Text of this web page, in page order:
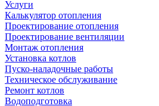
Услуги
Калькулятор отопления
Проектирование отопления
Проектирование вентиляции
Монтаж отопления
Установка котлов
Пуско-наладочные работы
Техническое обслуживание
Ремонт котлов
Водоподготовка